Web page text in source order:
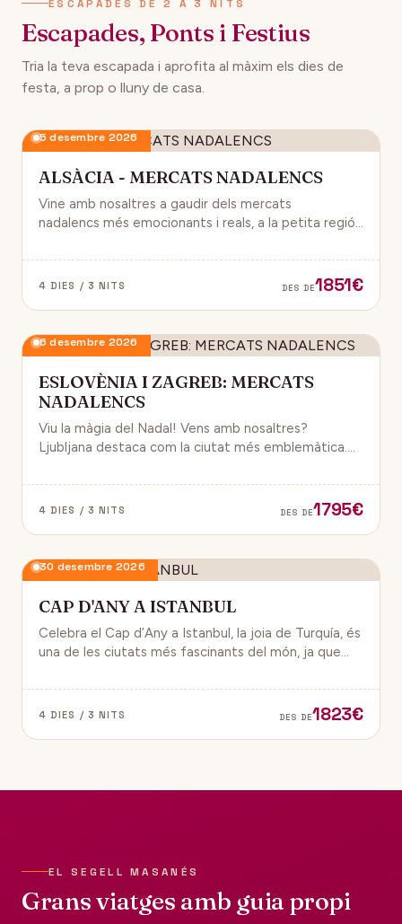
ESCAPADES DE 2 A 3 NITS
Escapades, Ponts i Festius
Tria la teva escapada i aprofita al màxim els dies de
festa, a prop o lluny de casa.
5 desembre 2026
ALSÀCIA - MERCATS NADALENCS
Vine amb nosaltres a gaudir dels mercats
nadalencs més emocionants i reals, a la petita regió
4 DIES / 3 NITS DES DE1851€
6 desembre 2026
ESLOVÈNIA I ZAGREB: MERCATS
NADALENCS
Viu la màgia del Nadal! Vens amb nosaltres?
Ljubljana destaca com la ciutat més emblemàtica.
destinacions nadalenques d’Europa.
4 DIES / 3 NITS DES DE1795€
30 desembre 2026
CAP D'ANY A ISTANBUL
Celebra el Cap d’Any a Istanbul, la joia de Turquía, és
una de les ciutats més fascinants del món, ja que
gaudir d’un ambient de festa i alegría.
4 DIES / 3 NITS DES DE1823€
EL SEGELL MASANÉS
Grans viatges amb guia propi